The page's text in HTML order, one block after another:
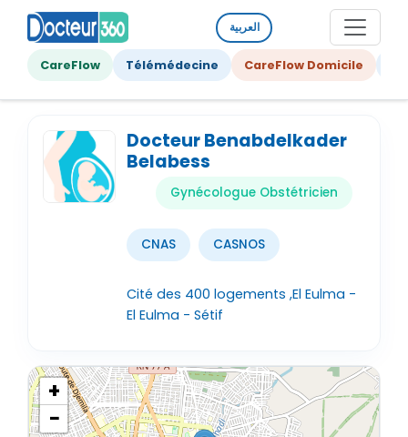
العربية
CareFlow Télémédecine CareFlow Domicile
Docteur Benabdelkader
Belabess
Gynécologue Obstétricien
CNAS CASNOS
Cité des 400 logements ,El Eulma -
El Eulma - Sétif
+
−